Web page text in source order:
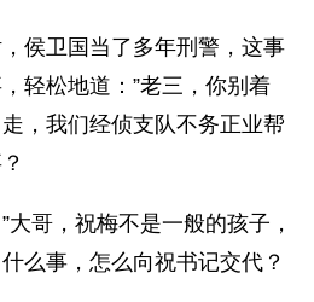
侯卫国当了多年刑警，这事
轻松地道：”老三，你别着
，我们经侦支队不务正业帮
哥，祝梅不是一般的孩子，
么事，怎么向祝书记交代？